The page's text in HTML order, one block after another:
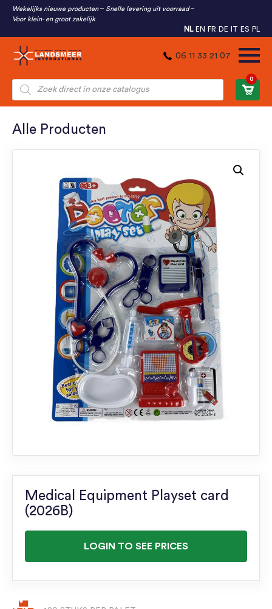
Wekelijks nieuwe producten
Snelle levering uit voorraad
Voor klein- en groot zakelijk
NL EN FR DE IT ES PL
06 11 33 21 07
Producten
zoeken
0
Alle Producten
Medical Equipment Playset card
(2026B)
LOGIN TO SEE PRICES